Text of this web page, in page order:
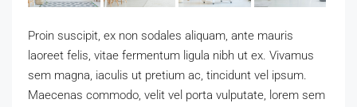
Proin suscipit, ex non sodales aliquam, ante mauris
laoreet felis, vitae fermentum ligula nibh ut ex. Vivamus
sem magna, iaculis ut pretium ac, tincidunt vel ipsum.
Maecenas commodo, velit vel porta vulputate, lorem sem